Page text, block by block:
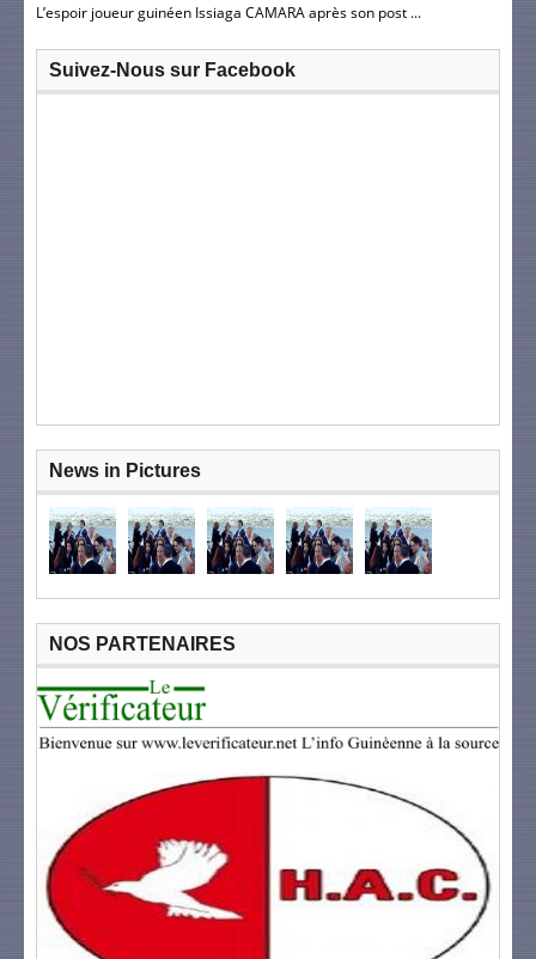
L’espoir joueur guinéen Issiaga CAMARA après son post ...
Suivez-Nous sur Facebook
News in Pictures
NOS PARTENAIRES